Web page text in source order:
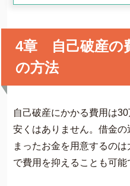
4章 自己破産の
の方法
自己破産にかかる費用は
安くはありません。借金
まったお金を用意するの
で費用を抑えることも可能